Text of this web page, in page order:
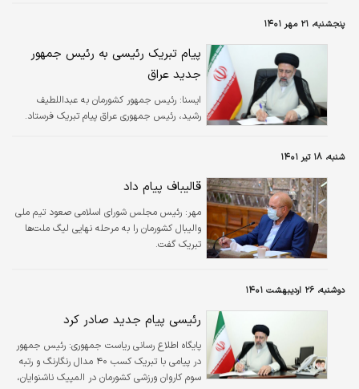
پنجشنبه، ۲۱ مهر ۱۴۰۱
پیام تبریک رئیسی به رئیس جمهور
جدید عراق
ایسنا: رئیس جمهور کشورمان به عبداللطیف
رشید، رئیس جمهوری عراق پیام تبریک فرستاد.
شنبه، ۱۸ تیر ۱۴۰۱
قالیباف پیام داد
مهر: رئیس مجلس شورای اسلامی صعود تیم ملی
والیبال کشورمان را به مرحله نهایی لیگ ملت‌ها
تبریک گفت.
دوشنبه، ۲۶ اردیبهشت ۱۴۰۱
رئیسی پیام جدید صادر کرد
پایگاه اطلاع رسانی ریاست جمهوری: رئیس جمهور
در پیامی با تبریک کسب ۴۰ مدال رنگارنگ و رتبه
سوم کاروان ورزشی کشورمان در المپیک ناشنوایان،